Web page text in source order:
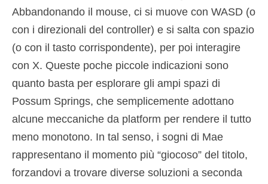
Abbandonando il mouse, ci si muove con WASD (o
con i direzionali del controller) e si salta con spazio
(o con il tasto corrispondente), per poi interagire
con X. Queste poche piccole indicazioni sono
quanto basta per esplorare gli ampi spazi di
Possum Springs, che semplicemente adottano
alcune meccaniche da platform per rendere il tutto
meno monotono. In tal senso, i sogni di Mae
rappresentano il momento più “giocoso” del titolo,
forzandovi a trovare diverse soluzioni a seconda